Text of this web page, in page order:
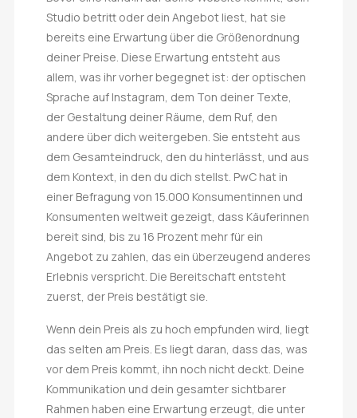
Studio betritt oder dein Angebot liest, hat sie
bereits eine Erwartung über die Größenordnung
deiner Preise. Diese Erwartung entsteht aus
allem, was ihr vorher begegnet ist: der optischen
Sprache auf Instagram, dem Ton deiner Texte,
der Gestaltung deiner Räume, dem Ruf, den
andere über dich weitergeben. Sie entsteht aus
dem Gesamteindruck, den du hinterlässt, und aus
dem Kontext, in den du dich stellst. PwC hat in
einer Befragung von 15.000 Konsumentinnen und
Konsumenten weltweit gezeigt, dass Käuferinnen
bereit sind, bis zu 16 Prozent mehr für ein
Angebot zu zahlen, das ein überzeugend anderes
Erlebnis verspricht. Die Bereitschaft entsteht
zuerst, der Preis bestätigt sie.
Wenn dein Preis als zu hoch empfunden wird, liegt
das selten am Preis. Es liegt daran, dass das, was
vor dem Preis kommt, ihn noch nicht deckt. Deine
Kommunikation und dein gesamter sichtbarer
Rahmen haben eine Erwartung erzeugt, die unter